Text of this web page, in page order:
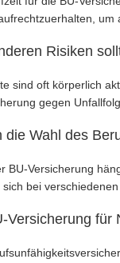
Risiken
sind oft körperlich
gegen
die Wahl des
BU-Versicherung
bei
Versicherung